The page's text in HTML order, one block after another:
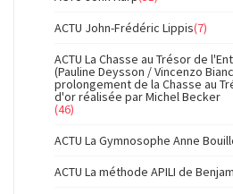
ACTU John-Frédéric Lippis(7)
ACTU La Chasse au Trésor de
(Pauline Deysson / Vincenzo
prolongement de la Chasse au
d'or réalisée par Michel Becker
(46)
ACTU La Gymnosophe Anne
ACTU La méthode APILI de